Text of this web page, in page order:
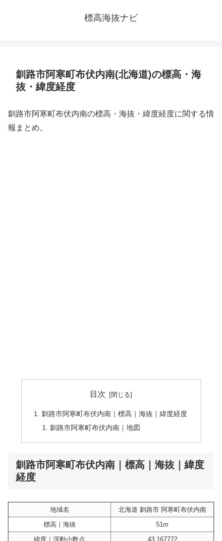
標高海抜ナビ
釧路市阿寒町布伏内南(北海道)の標高・海
抜・緯度経度
釧路市阿寒町布伏内南の標高・海抜・緯度経度に関する情
報まとめ。
目次
釧路市阿寒町布伏内南｜標高｜海抜｜緯度経度
釧路市阿寒町布伏内南｜地図
釧路市阿寒町布伏内南｜標高｜海抜｜緯度
経度
地域名
北海道 釧路市 阿寒町布伏内南
標高｜海抜
51m
緯度｜浮動小数点
43.167772